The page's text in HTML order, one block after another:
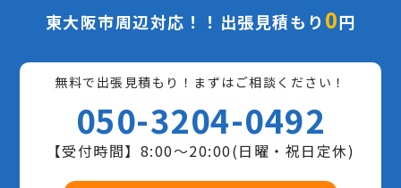
東大阪市周辺対応！！出張見積もり 0円
無料で出張見積もり！まずはご相談ください！
050-3204-0492
【受付時間】8:00〜20:00(日曜・祝日定休)